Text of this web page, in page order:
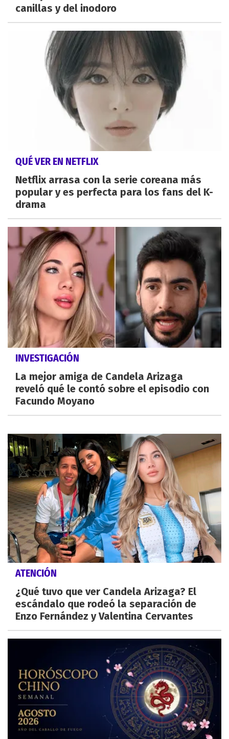
canillas y del inodoro
QUÉ VER EN NETFLIX
Netflix arrasa con la serie coreana más
popular y es perfecta para los fans del K-
drama
INVESTIGACIÓN
La mejor amiga de Candela Arizaga
reveló qué le contó sobre el episodio con
Facundo Moyano
ATENCIÓN
¿Qué tuvo que ver Candela Arizaga? El
escándalo que rodeó la separación de
Enzo Fernández y Valentina Cervantes